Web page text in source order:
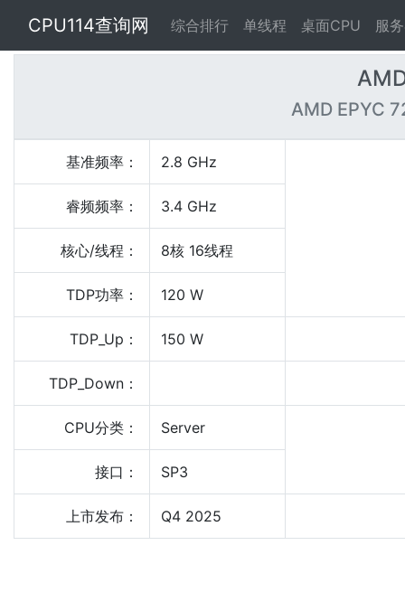
CPU114查询网 综合排行 单线程 桌面CPU 服
AMD EPYC
基准频率： 2.8 GHz
睿频频率： 3.4 GHz
核心/线程： 8核 16线程
TDP功率： 120 W
TDP_Up： 150 W
TDP_Down：
CPU分类： Server
接口： SP3
上市发布： Q4 2025